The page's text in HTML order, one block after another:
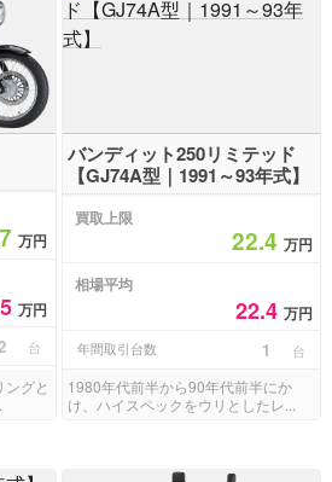
万円
万円
台
グと
バンディット250リミテッド
【GJ74A型｜1991～93年式】
買取上限
22.4 万円
相場平均
22.4 万円
年間取引台数 1 台
1980年代前半から90年代前半にか
け、ハイスペックをウリとしたレ...